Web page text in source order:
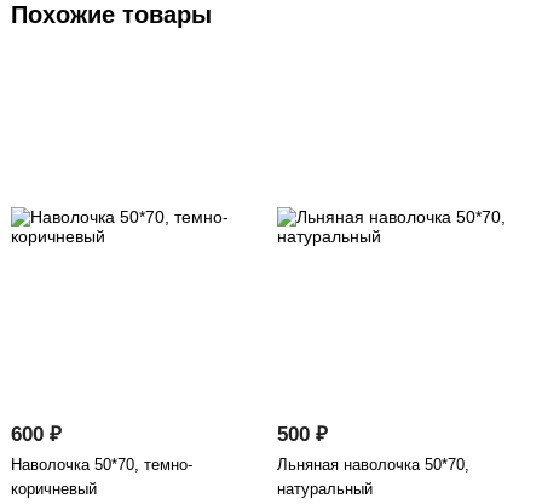
Похожие товары
600 ₽
Наволочка 50*70, темно-
коричневый
500 ₽
Льняная наволочка 50*70,
натуральный